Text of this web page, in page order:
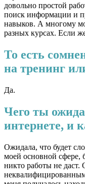
довольно простой
поиск информации и
навыков. А многому
разных курсах. Если
То есть
на тренинг
Да.
Чего ты
интернете, и
Ожидала, что будет
моей основной сфере,
никто работы не даст.